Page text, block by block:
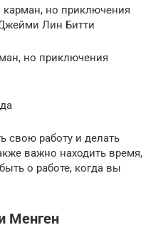
карман, но приключения
Лин Битти
но приключения
работу и делать
важно находить время,
о работе, когда вы
Менген